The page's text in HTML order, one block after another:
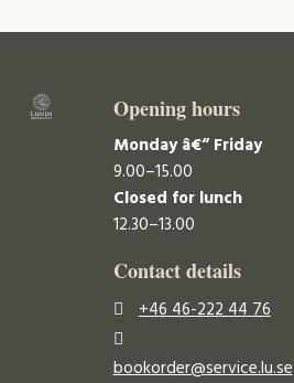
Opening hours
Monday â€“ Friday
9.00–15.00
Closed for lunch
12.30–13.00
Contact details
+46 46-222 44 76
bookorder@service.lu.se